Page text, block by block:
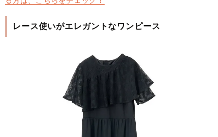
レース使いがエレガントなワンピース